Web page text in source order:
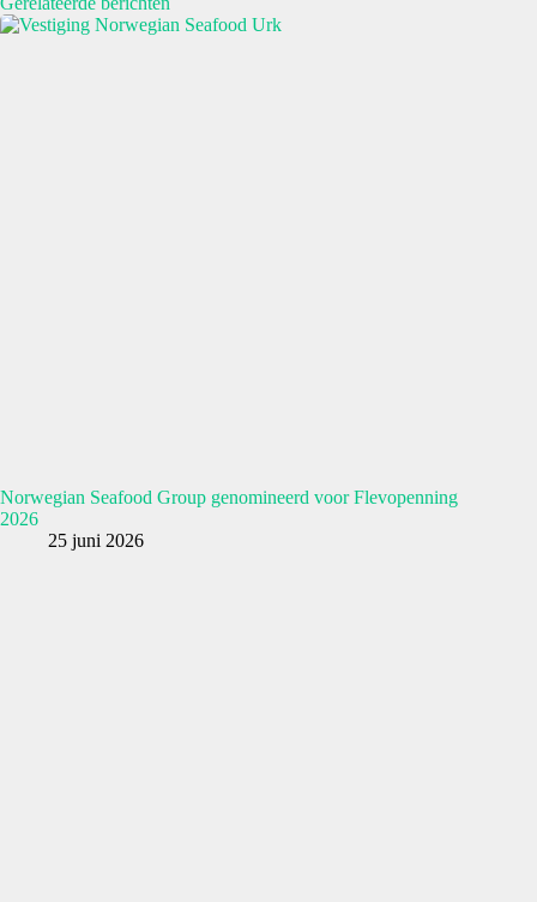
Norwegian Seafood Group genomineerd voor Flevopenning
2026
25 juni 2026